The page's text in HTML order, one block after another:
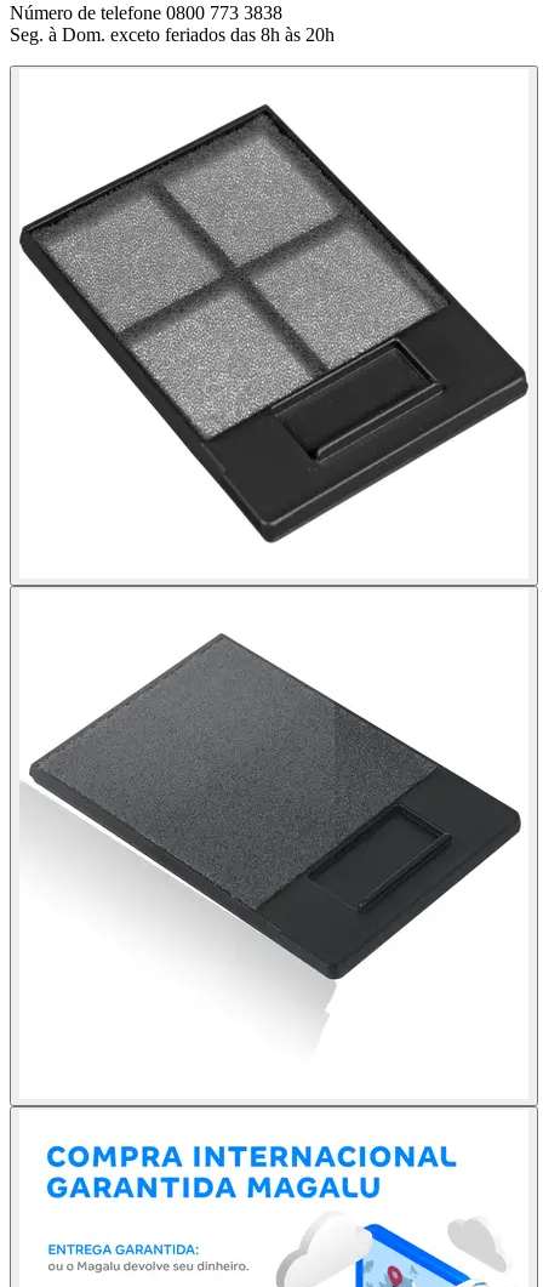
Número de telefone 0800 773 3838
Seg. à Dom. exceto feriados das 8h às 20h